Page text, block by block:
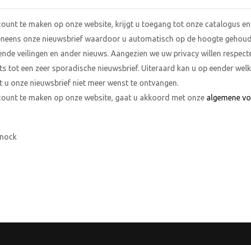
te maken op onze website, krijgt u toegang tot onze catalogus en
onze nieuwsbrief waardoor u automatisch op de hoogte
veilingen en ander nieuws. Aangezien we uw privacy willen
tot een zeer sporadische nieuwsbrief. Uiteraard kan u op eender
u onze nieuwsbrief niet meer wenst te ontvangen.
te maken op onze website, gaat u akkoord met onze algemene